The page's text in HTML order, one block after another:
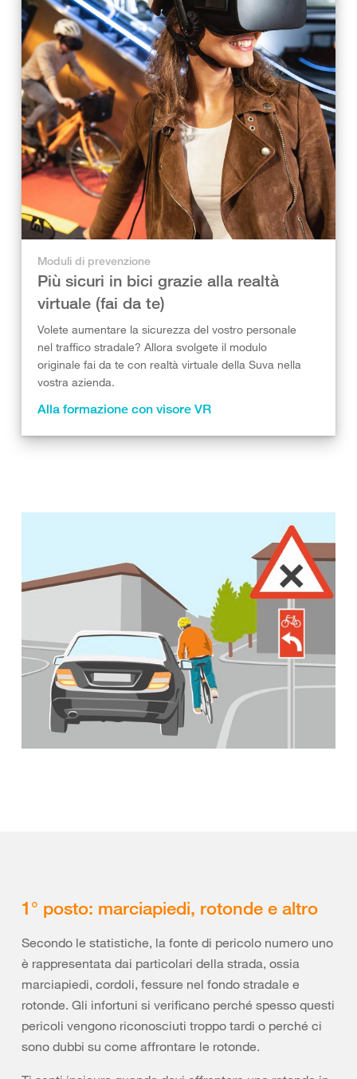
Moduli di prevenzione
Più sicuri in bici grazie alla realtà
virtuale (fai da te)
Volete aumentare la sicurezza del vostro personale
nel traffico stradale? Allora svolgete il modulo
originale fai da te con realtà virtuale della Suva nella
vostra azienda.
Alla formazione con visore VR
1° posto: marciapiedi, rotonde e altro
Secondo le statistiche, la fonte di pericolo numero uno
è rappresentata dai particolari della strada, ossia
marciapiedi, cordoli, fessure nel fondo stradale e
rotonde. Gli infortuni si verificano perché spesso questi
pericoli vengono riconosciuti troppo tardi o perché ci
sono dubbi su come affrontare le rotonde.